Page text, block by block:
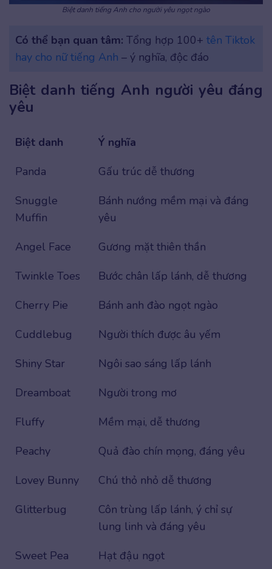
Biệt danh tiếng Anh cho người yêu ngọt ngào
Có thể bạn quan tâm: Tổng hợp 100+ tên Tiktok
hay cho nữ tiếng Anh – ý nghĩa, độc đáo
Biệt danh tiếng Anh người yêu đáng
yêu
Biệt danh
Ý nghĩa
Panda
Gấu trúc dễ thương
Snuggle
Muffin
Bánh nướng mềm mại và đáng
yêu
Angel Face
Gương mặt thiên thần
Twinkle Toes
Bước chân lấp lánh, dễ thương
Cherry Pie
Bánh anh đào ngọt ngào
Cuddlebug
Người thích được âu yếm
Shiny Star
Ngôi sao sáng lấp lánh
Dreamboat
Người trong mơ
Fluffy
Mềm mại, dễ thương
Peachy
Quả đào chín mọng, đáng yêu
Lovey Bunny
Chú thỏ nhỏ dễ thương
Glitterbug
Côn trùng lấp lánh, ý chỉ sự
lung linh và đáng yêu
Sweet Pea
Hạt đậu ngọt